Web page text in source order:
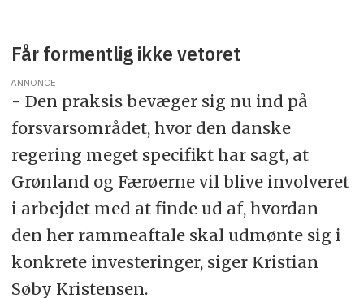
Får formentlig ikke vetoret
ANNONCE
- Den praksis bevæger sig nu ind på
forsvarsområdet, hvor den danske
regering meget specifikt har sagt, at
Grønland og Færøerne vil blive involveret
i arbejdet med at finde ud af, hvordan
den her rammeaftale skal udmønte sig i
konkrete investeringer, siger Kristian
Søby Kristensen.